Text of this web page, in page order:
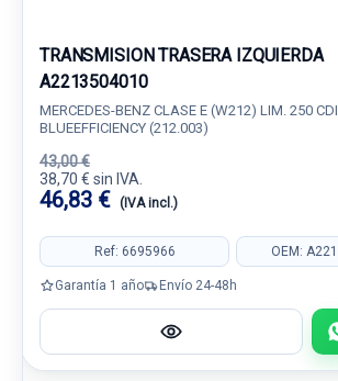
TRANSMISION TRASERA IZQUIERDA
A2213504010
MERCEDES-BENZ CLASE E (W212) LIM. 250 CDI
BLUEEFFICIENCY (212.003)
43,00 €
38,70 € sin IVA.
46,83 € (IVA incl.)
Ref: 6695966 OEM:
Garantía 1 año Envío 24-48h